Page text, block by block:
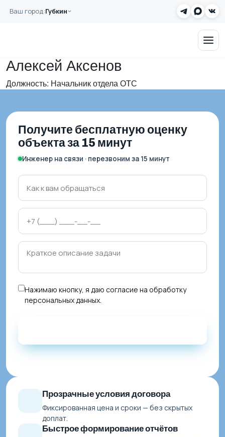
Ваш город:Губкин
Главная
Алексей Аксенов
Должность: Начальник отдела ОТС
Получите бесплатную оценку
объекта за 15 минут
Инженер на связи · перезвоним за 15 минут
Нажимаю кнопку, я даю согласие на обработку
персональных данных.
Прозрачные условия договора
Фиксированная цена и сроки — без скрытых
доплат.
Быстрое формирование отчётов